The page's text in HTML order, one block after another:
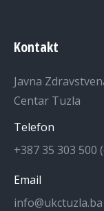
Kontakt
Javna
Centar Tuzla
Telefon
+387 35 303 500
Email
info@ukctuzla.ba